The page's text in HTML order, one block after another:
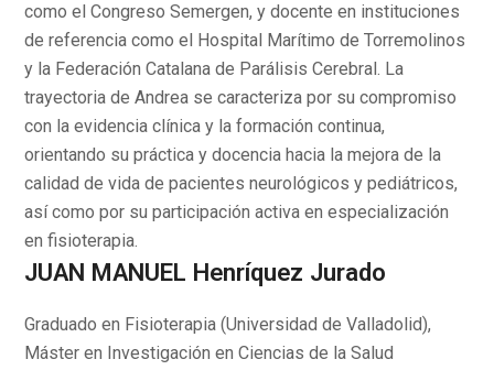
como el Congreso Semergen, y docente en instituciones
de referencia como el Hospital Marítimo de Torremolinos
y la Federación Catalana de Parálisis Cerebral. La
trayectoria de Andrea se caracteriza por su compromiso
con la evidencia clínica y la formación continua,
orientando su práctica y docencia hacia la mejora de la
calidad de vida de pacientes neurológicos y pediátricos,
así como por su participación activa en especialización
en fisioterapia.
JUAN MANUEL Henríquez Jurado
Graduado en Fisioterapia (Universidad de Valladolid),
Máster en Investigación en Ciencias de la Salud